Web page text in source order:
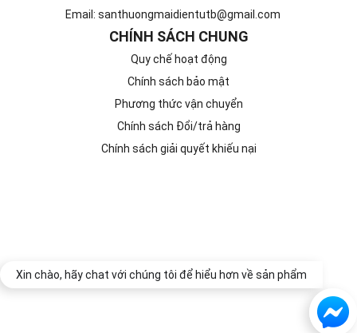
Email: santhuongmaidientutb@gmail.com
CHÍNH SÁCH CHUNG
Quy chế hoạt động
Chính sách bảo mật
Phương thức vận chuyển
Chính sách Đổi/trả hàng
Chính sách giải quyết khiếu nại
Xin chào, hãy chat với chúng tôi để hiểu hơn về sản phẩm